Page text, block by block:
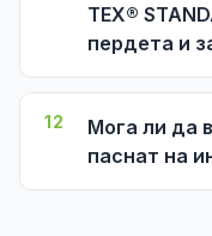
TEX®
пердета и
12
Мога ли да
паснат на